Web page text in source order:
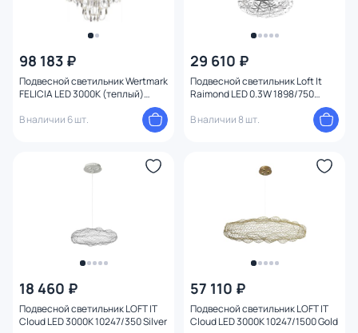
98 183 ₽
Подвесной светильник Wertmark
FELICIA LED 3000К (теплый)
В наличии 6 шт.
29 610 ₽
Подвесной светильник Loft It
Raimond LED 0.3W 1898/750
В наличии 8 шт.
18 460 ₽
Подвесной светильник LOFT IT
Cloud LED 3000K 10247/350 Silver
57 110 ₽
Подвесной светильник LOFT IT
Cloud LED 3000K 10247/1500 Gold